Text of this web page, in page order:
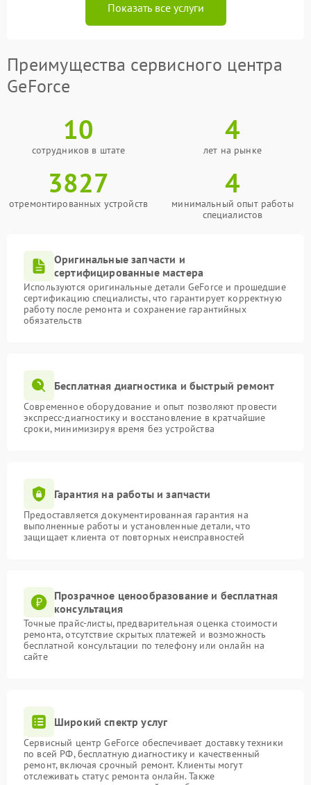
Показать все услуги
Преимущества сервисного центра
GeForce
10
сотрудников в штате
4
лет на рынке
3827
отремонтированных устройств
4
минимальный опыт работы
специалистов
Оригинальные запчасти и
сертифицированные мастера
Используются оригинальные детали GeForce и прошедшие
сертификацию специалисты, что гарантирует корректную
работу после ремонта и сохранение гарантийных
обязательств
Бесплатная диагностика и быстрый ремонт
Современное оборудование и опыт позволяют провести
экспресс-диагностику и восстановление в кратчайшие
сроки, минимизируя время без устройства
Гарантия на работы и запчасти
Предоставляется документированная гарантия на
выполненные работы и установленные детали, что
защищает клиента от повторных неисправностей
Прозрачное ценообразование и бесплатная
консультация
Точные прайс-листы, предварительная оценка стоимости
ремонта, отсутствие скрытых платежей и возможность
бесплатной консультации по телефону или онлайн на
сайте
Широкий спектр услуг
Сервисный центр GeForce обеспечивает доставку техники
по всей РФ, бесплатную диагностику и качественный
ремонт, включая срочный ремонт. Клиенты могут
отслеживать статус ремонта онлайн. Также